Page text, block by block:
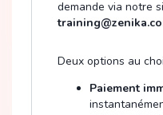
demande via notre
Deux options au
Paiement